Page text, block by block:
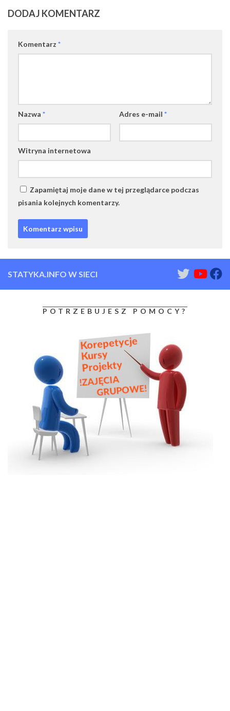
DODAJ KOMENTARZ
Komentarz *
Nazwa * Adres e-mail *
Witryna internetowa
Zapamiętaj moje dane w tej przeglądarce podczas
pisania kolejnych komentarzy.
STATYKA.INFO W SIECI
POTRZEBUJESZ POMOCY?